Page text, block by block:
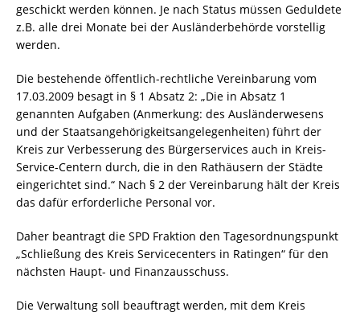
geschickt werden können. Je nach Status müssen Geduldete
z.B. alle drei Monate bei der Ausländerbehörde vorstellig
werden.
Die bestehende öffentlich-rechtliche Vereinbarung vom
17.03.2009 besagt in § 1 Absatz 2: „Die in Absatz 1
genannten Aufgaben (Anmerkung: des Ausländerwesens
und der Staatsangehörigkeitsangelegenheiten) führt der
Kreis zur Verbesserung des Bürgerservices auch in Kreis-
Service-Centern durch, die in den Rathäusern der Städte
eingerichtet sind.“ Nach § 2 der Vereinbarung hält der Kreis
das dafür erforderliche Personal vor.
Daher beantragt die SPD Fraktion den Tagesordnungspunkt
„Schließung des Kreis Servicecenters in Ratingen“ für den
nächsten Haupt- und Finanzausschuss.
Die Verwaltung soll beauftragt werden, mit dem Kreis